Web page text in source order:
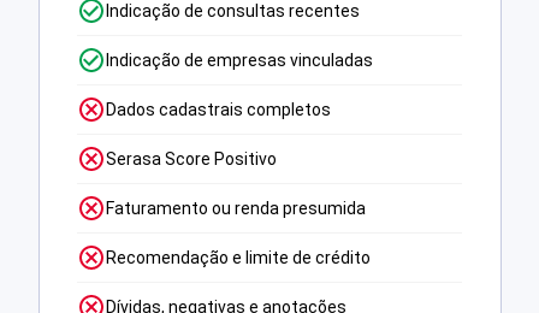
Indicação de consultas recentes
Indicação de empresas vinculadas
Dados cadastrais completos
Serasa Score Positivo
Faturamento ou renda presumida
Recomendação e limite de crédito
Dívidas, negativas e anotações